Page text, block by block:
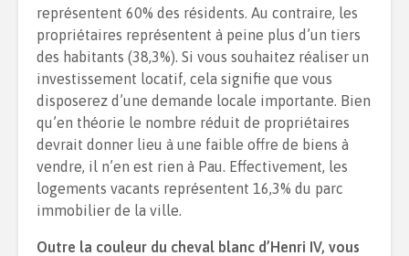
représentent 60% des résidents. Au contraire, les
propriétaires représentent à peine plus d’un tiers
des habitants (38,3%). Si vous souhaitez réaliser un
investissement locatif, cela signifie que vous
disposerez d’une demande locale importante. Bien
qu’en théorie le nombre réduit de propriétaires
devrait donner lieu à une faible offre de biens à
vendre, il n’en est rien à Pau. Effectivement, les
logements vacants représentent 16,3% du parc
immobilier de la ville.
Outre la couleur du cheval blanc d’Henri IV, vous